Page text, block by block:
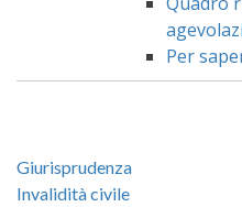
Per
Giurisprudenza
Invalidità civile